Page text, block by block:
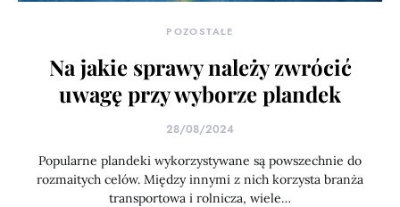
POZOSTAŁE
Na jakie sprawy należy zwrócić
uwagę przy wyborze plandek
28/08/2024
Popularne plandeki wykorzystywane są powszechnie do
rozmaitych celów. Między innymi z nich korzysta branża
transportowa i rolnicza, wiele…